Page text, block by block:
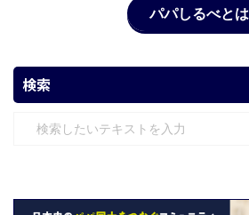
パパしるべとは
検索